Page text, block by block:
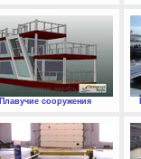
Плавучие сооружения